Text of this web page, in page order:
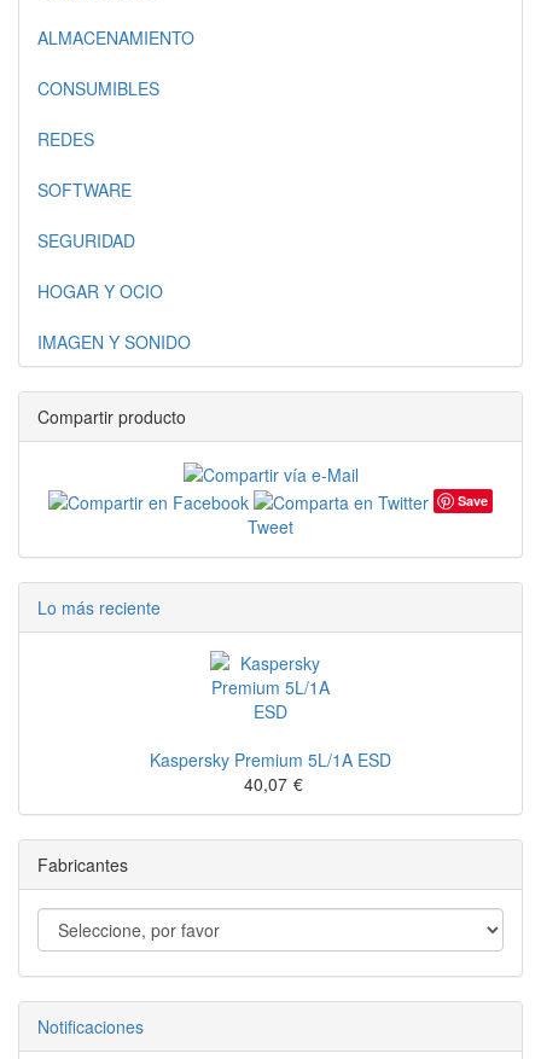
ALMACENAMIENTO
CONSUMIBLES
REDES
SOFTWARE
SEGURIDAD
HOGAR Y OCIO
IMAGEN Y SONIDO
Compartir producto
Save
Tweet
Lo más reciente
Kaspersky Premium 5L/1A ESD
40,07 €
Fabricantes
Notificaciones